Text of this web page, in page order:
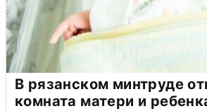
В рязанском минтруде
комната матери и